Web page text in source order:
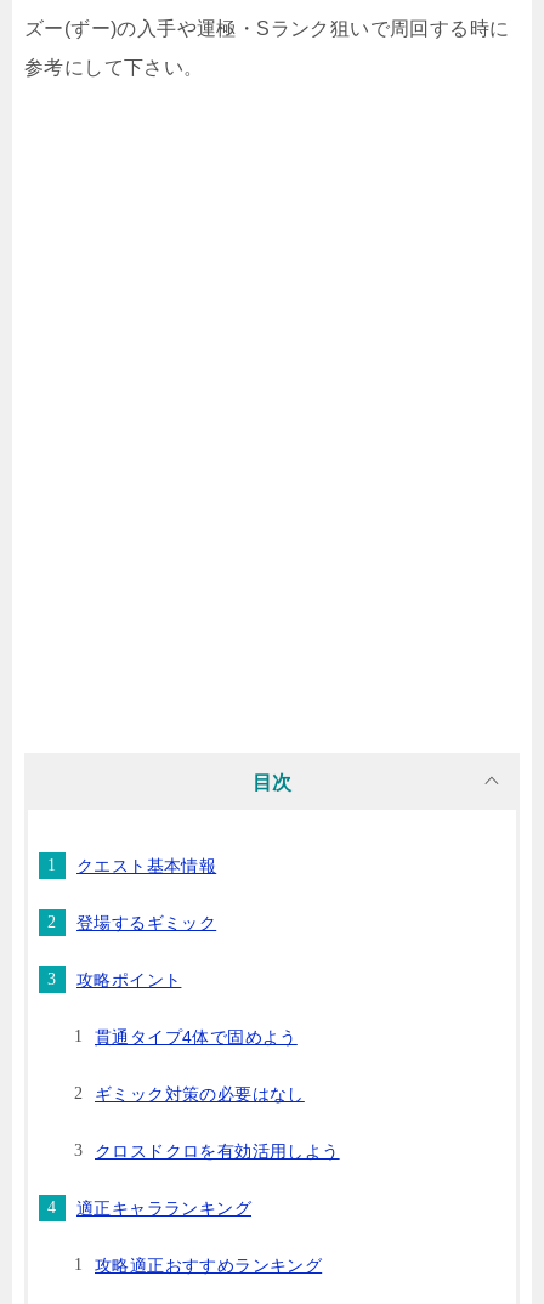
ズー(ずー)の入手や運極・Sランク狙いで周回する時に
参考にして下さい。
目次
クエスト基本情報
登場するギミック
攻略ポイント
貫通タイプ4体で固めよう
ギミック対策の必要はなし
クロスドクロを有効活用しよう
適正キャラランキング
攻略適正おすすめランキング